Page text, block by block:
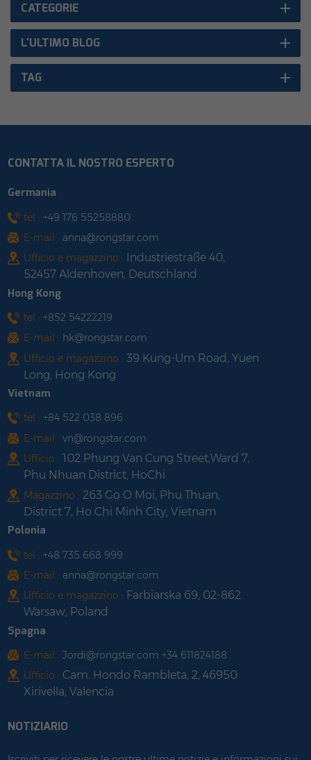
CATEGORIE
L'ULTIMO BLOG
TAG
CONTATTA IL NOSTRO ESPERTO
Germania
tel : +49 176 55258880
E-mail : anna@rongstar.com
Ufficio e magazzino :
Industriestraße 40,
52457 Aldenhoven, Deutschland
Hong Kong
tel : +852 54222219
E-mail : hk@rongstar.com
Ufficio e magazzino : 39 Kung-Um Road, Yuen
Long, Hong Kong
Vietnam
tel : +84 522 038 896
E-mail : vn@rongstar.com
Ufficio : 102 Phung Van Cung Street,Ward 7,
Phu Nhuan District, HoChi
Magazzino : 263 Go O Moi, Phu Thuan,
District 7, Ho Chi Minh City, Vietnam
Polonia
tel : +48 735 668 999
E-mail : anna@rongstar.com
Ufficio e magazzino : Farbiarska 69, 02-862
Warsaw, Poland
Spagna
E-mail : Jordi@rongstar.com +34 611824188
Ufficio : Cam. Hondo Rambleta, 2, 46950
Xirivella, Valencia
NOTIZIARIO